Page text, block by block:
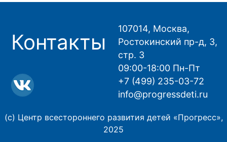
Контакты
107014, Москва,
Ростокинский пр-д, 3,
стр. 3
09:00-18:00 Пн-Пт
+7 (499) 235-03-72
info@progressdeti.ru
(с) Центр всестороннего развития детей «Прогресс»,
2025